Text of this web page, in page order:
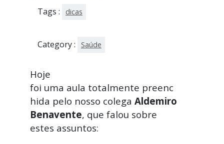
Tags : dicas
Category : Saúde
Hoje
foi uma aula totalmente preenc
hida pelo nosso colega Aldemiro
Benavente, que falou sobre
estes assuntos: